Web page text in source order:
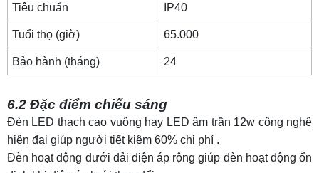
Tiêu chuẩn IP40
Tuổi thọ (giờ) 65.000
Bảo hành (tháng) 24
6.2 Đặc điểm chiếu sáng
Đèn LED thạch cao vuông hay LED âm trần 12w công nghệ
hiện đại giúp người tiết kiệm 60% chi phí .
Đèn hoạt động dưới dải điện áp rộng giúp đèn hoạt động ổn